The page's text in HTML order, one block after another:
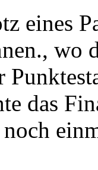
eines
wo
das